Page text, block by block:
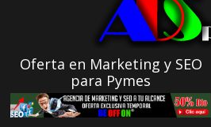
Oferta en Marketing y SEO
para Pymes